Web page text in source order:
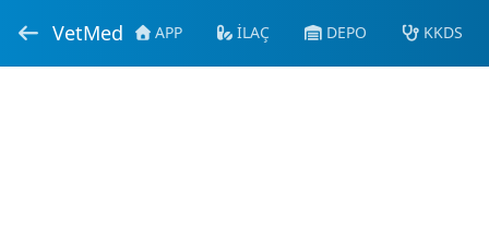
VetMed APP İLAÇ DEPO KKDS